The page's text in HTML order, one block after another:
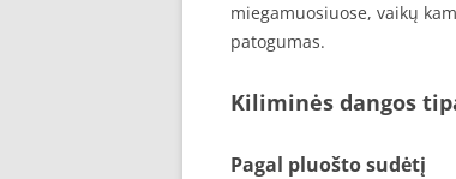
miegamuosiuose, vaikų
patogumas.
Kiliminės dangos
Pagal pluošto sudėtį